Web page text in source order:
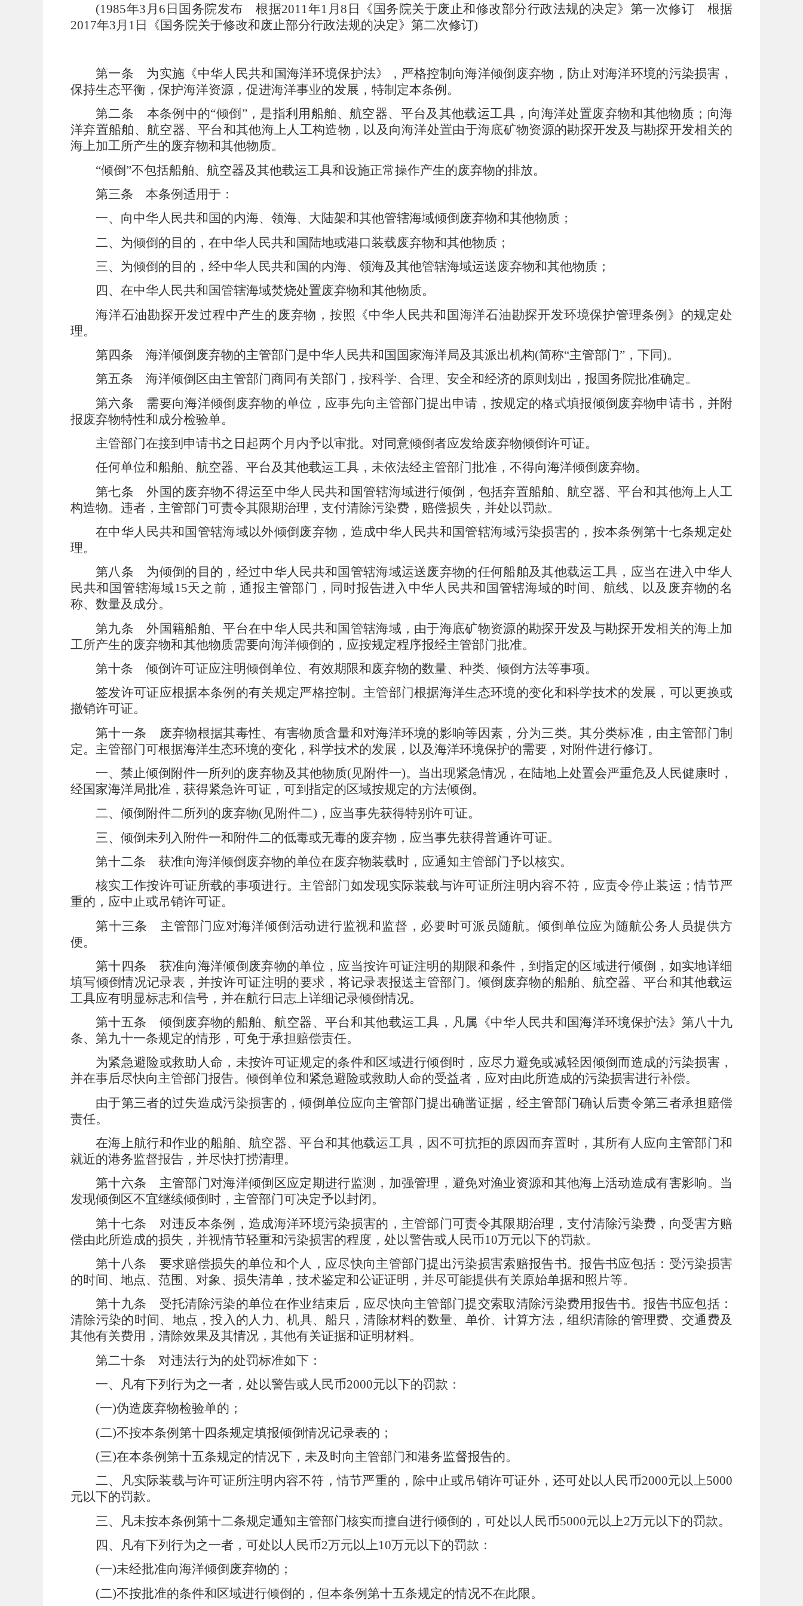
(1985年3月6日国务院发布 根据2011年1月8日《国务院关于废止和修改部分行政法规的决定》第一次修订 根据
2017年3月1日《国务院关于修改和废止部分行政法规的决定》第二次修订)
第一条 为实施《中华人民共和国海洋环境保护法》，严格控制向海洋倾倒废弃物，防止对海洋环境的污染损害，
保持生态平衡，保护海洋资源，促进海洋事业的发展，特制定本条例。
第二条 本条例中的“倾倒 ”，是指利用船舶、航空器、平台及其他载运工具，向海洋处置废弃物和其他物质；向海
洋弃置船舶、航空器、平台和其他海上人工构造物，以及向海洋处置由于海底矿物资源的勘探开发及与勘探开发相关的
海上加工所产生的废弃物和其他物质。
“倾倒 ”不包括船舶、航空器及其他载运工具和设施正常操作产生的废弃物的排放。
第三条 本条例适用于：
一、向中华人民共和国的内海、领海、大陆架和其他管辖海域倾倒废弃物和其他物质；
二、为倾倒的目的，在中华人民共和国陆地或港口装载废弃物和其他物质；
三、为倾倒的目的，经中华人民共和国的内海、领海及其他管辖海域运送废弃物和其他物质；
四、在中华人民共和国管辖海域焚烧处置废弃物和其他物质。
海洋石油勘探开发过程中产生的废弃物，按照《中华人民共和国海洋石油勘探开发环境保护管理条例》的规定处
理。
第四条 海洋倾倒废弃物的主管部门是中华人民共和国国家海洋局及其派出机构(简称“主管部门” ，下同)。
第五条 海洋倾倒区由主管部门商同有关部门，按科学、合理、安全和经济的原则划出，报国务院批准确定。
第六条 需要向海洋倾倒废弃物的单位，应事先向主管部门提出申请，按规定的格式填报倾倒废弃物申请书，并附
报废弃物特性和成分检验单。
主管部门在接到申请书之日起两个月内予以审批。对同意倾倒者应发给废弃物倾倒许可证。
任何单位和船舶、航空器、平台及其他载运工具，未依法经主管部门批准，不得向海洋倾倒废弃物。
第七条外国的废弃物不得运至中华人民共和国管辖海域进行倾倒，包括弃置船舶、航空器、平台和其他海上人工
构造物。违者，主管部门可责令其限期治理，支付清除污染费，赔偿损失，并处以罚款。
在中华人民共和国管辖海域以外倾倒废弃物，造成中华人民共和国管辖海域污染损害的，按本条例第十七条规定处
理。
第八条 为倾倒的目的，经过中华人民共和国管辖海域运送废弃物的任何船舶及其他载运工具，应当在进入中华人
民共和国管辖海域15天之前，通报主管部门，同时报告进入中华人民共和国管辖海域的时间、航线、以及废弃物的名
称、数量及成分。
第九条外国籍船舶、平台在中华人民共和国管辖海域，由于海底矿物资源的勘探开发及与勘探开发相关的海上加
工所产生的废弃物和其他物质需要向海洋倾倒的，应按规定程序报经主管部门批准。
第十条 倾倒许可证应注明倾倒单位、有效期限和废弃物的数量、种类、倾倒方法等事项。
签发许可证应根据本条例的有关规定严格控制。主管部门根据海洋生态环境的变化和科学技术的发展，可以更换或
撤销许可证。
第十一条 废弃物根据其毒性、有害物质含量和对海洋环境的影响等因素，分为三类。其分类标准，由主管部门制
定。主管部门可根据海洋生态环境的变化，科学技术的发展，以及海洋环境保护的需要，对附件进行修订。
一、禁止倾倒附件一所列的废弃物及其他物质(见附件一)。当出现紧急情况，在陆地上处置会严重危及人民健康时，
经国家海洋局批准，获得紧急许可证，可到指定的区域按规定的方法倾倒。
二、倾倒附件二所列的废弃物(见附件二) ，应当事先获得特别许可证。
三、倾倒未列入附件一和附件二的低毒或无毒的废弃物，应当事先获得普通许可证。
第十二条 获准向海洋倾倒废弃物的单位在废弃物装载时，应通知主管部门予以核实。
核实工作按许可证所载的事项进行。主管部门如发现实际装载与许可证所注明内容不符，应责令停止装运；情节严
重的，应中止或吊销许可证。
第十三条 主管部门应对海洋倾倒活动进行监视和监督，必要时可派员随航。倾倒单位应为随航公务人员提供方
便。
第十四条 获准向海洋倾倒废弃物的单位，应当按许可证注明的期限和条件，到指定的区域进行倾倒，如实地详细
填写倾倒情况记录表，并按许可证注明的要求，将记录表报送主管部门。倾倒废弃物的船舶、航空器、平台和其他载运
工具应有明显标志和信号，并在航行日志上详细记录倾倒情况。
第十五条 倾倒废弃物的船舶、航空器、平台和其他载运工具，凡属《中华人民共和国海洋环境保护法》第八十九
条、第九十一条规定的情形，可免于承担赔偿责任。
为紧急避险或救助人命，未按许可证规定的条件和区域进行倾倒时，应尽力避免或减轻因倾倒而造成的污染损害，
并在事后尽快向主管部门报告。倾倒单位和紧急避险或救助人命的受益者，应对由此所造成的污染损害进行补偿。
由于第三者的过失造成污染损害的，倾倒单位应向主管部门提出确凿证据，经主管部门确认后责令第三者承担赔偿
责任。
在海上航行和作业的船舶、航空器、平台和其他载运工具，因不可抗拒的原因而弃置时，其所有人应向主管部门和
就近的港务监督报告，并尽快打捞清理。
第十六条 主管部门对海洋倾倒区应定期进行监测，加强管理，避免对渔业资源和其他海上活动造成有害影响。当
发现倾倒区不宜继续倾倒时，主管部门可决定予以封闭。
第十七条 对违反本条例，造成海洋环境污染损害的，主管部门可责令其限期治理，支付清除污染费，向受害方赔
偿由此所造成的损失，并视情节轻重和污染损害的程度，处以警告或人民币10万元以下的罚款。
第十八条 要求赔偿损失的单位和个人，应尽快向主管部门提出污染损害索赔报告书。报告书应包括：受污染损害
的时间、地点、范围、对象、损失清单，技术鉴定和公证证明，并尽可能提供有关原始单据和照片等。
第十九条 受托清除污染的单位在作业结束后，应尽快向主管部门提交索取清除污染费用报告书。报告书应包括：
清除污染的时间、地点，投入的人力、机具、船只，清除材料的数量、单价、计算方法，组织清除的管理费、交通费及
其他有关费用，清除效果及其情况，其他有关证据和证明材料。
第二十条 对违法行为的处罚标准如下：
一、凡有下列行为之一者，处以警告或人民币2000元以下的罚款：
(一)伪造废弃物检验单的；
(二)不按本条例第十四条规定填报倾倒情况记录表的；
(三)在本条例第十五条规定的情况下，未及时向主管部门和港务监督报告的。
二、凡实际装载与许可证所注明内容不符，情节严重的，除中止或吊销许可证外，还可处以人民币2000元以上5000
元以下的罚款。
三、凡未按本条例第十二条规定通知主管部门核实而擅自进行倾倒的，可处以人民币5000元以上2万元以下的罚款。
四、凡有下列行为之一者，可处以人民币2万元以上10万元以下的罚款：
(一)未经批准向海洋倾倒废弃物的；
(二)不按批准的条件和区域进行倾倒的，但本条例第十五条规定的情况不在此限。